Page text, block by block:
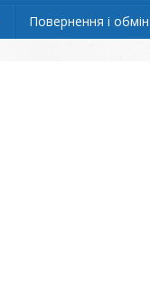
Повернення і обмін